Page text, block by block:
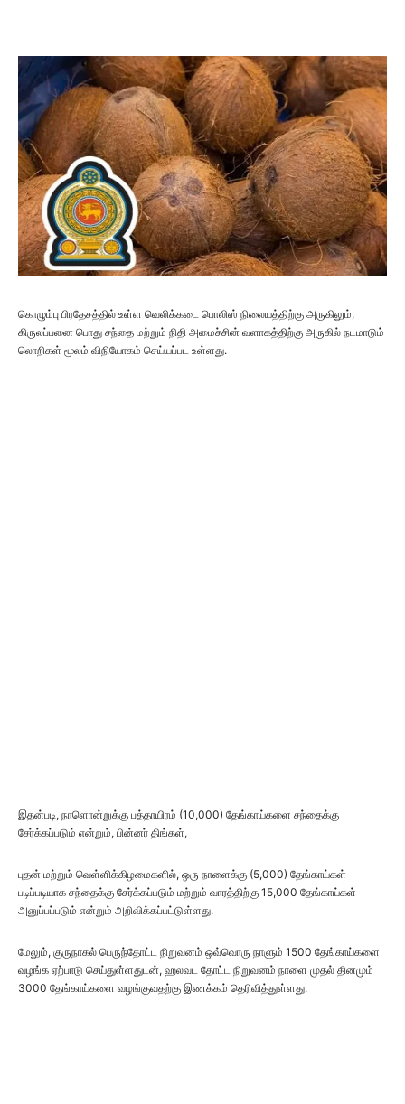
கொழும்பு பிரதேசத்தில் உள்ள வெலிக்கடை பொலிஸ் நிலையத்திற்கு அருகிலும்,
கிருலப்பனை பொது சந்தை மற்றும் நிதி அமைச்சின் வளாகத்திற்கு அருகில் நடமாடும்
லொறிகள் மூலம் விநியோகம் செய்யப்பட உள்ளது.
இதன்படி, நாளொன்றுக்கு பத்தாயிரம் (10,000) தேங்காய்களை சந்தைக்கு
சேர்க்கப்படும் என்றும், பின்னர் திங்கள்,
புதன் மற்றும் வெள்ளிக்கிழமைகளில், ஒரு நாளைக்கு (5,000) தேங்காய்கள்
படிப்படியாக சந்தைக்கு சேர்க்கப்படும் மற்றும் வாரத்திற்கு 15,000 தேங்காய்கள்
அனுப்பப்படும் என்றும் அறிவிக்கப்பட்டுள்ளது.
மேலும், குருநாகல் பெருந்தோட்ட நிறுவனம் ஒவ்வொரு நாளும் 1500 தேங்காய்களை
வழங்க ஏற்பாடு செய்துள்ளதுடன், ஹலவட தோட்ட நிறுவனம் நாளை முதல் தினமும்
3000 தேங்காய்களை வழங்குவதற்கு இணக்கம் தெரிவித்துள்ளது.